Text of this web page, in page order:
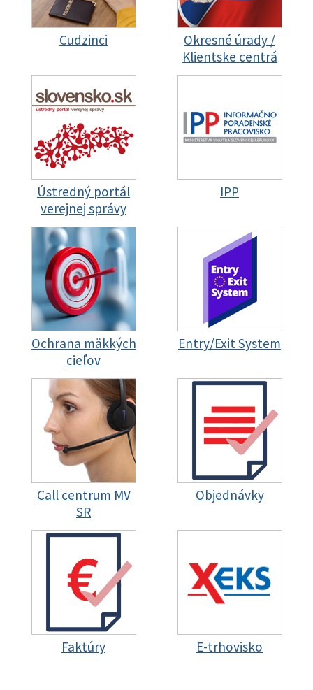
Cudzinci
Okresné úrady /
Klientske centrá
Ústredný portál
verejnej správy
IPP
Ochrana mäkkých
cieľov
Entry/Exit System
Call centrum MV
SR
Objednávky
Faktúry E-trhovisko